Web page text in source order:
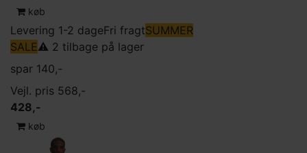
køb
Levering 1-2 dageFri fragtSUMMER
SALE⚠️ 2 tilbage på lager
spar 140,-
Vejl. pris 568,-
428,-
køb